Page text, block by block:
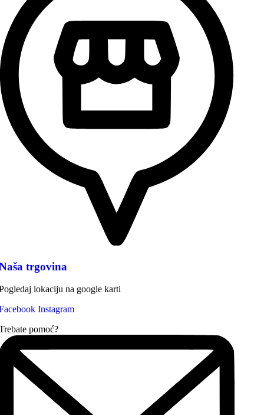
trgovina
lokaciju na google karti
Instagram
pomoć?